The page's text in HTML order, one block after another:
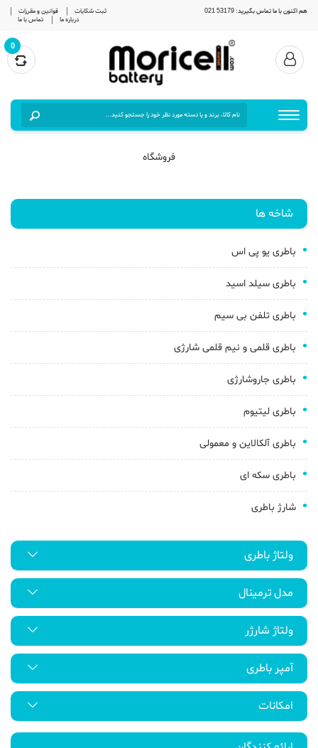
هم اکنون با ما تماس بگیرید: 53179 021 ثبت شکایات
قوانین و مقررات
درباره ما
تماس با ما
0
فروشگاه
شاخه ها
باطری یو پی اس
باطری سیلد اسید
باطری تلفن بی سیم
باطری قلمی و نیم قلمی شارژی
باطری جاروشارژی
باطری لیتیوم
باطری آلکالاین و معمولی
باطری سکه ای
شارژ باطری
ولتاژ باطری
مدل ترمینال
ولتاژ شارژر
آمپر باطری
امکانات